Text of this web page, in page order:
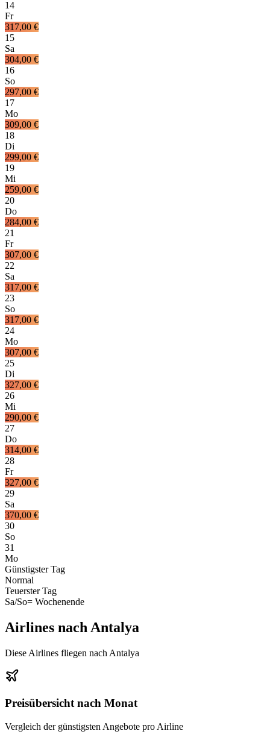
14
Fr
317,00 €
15
Sa
304,00 €
16
So
297,00 €
17
Mo
309,00 €
18
Di
299,00 €
19
Mi
259,00 €
20
Do
284,00 €
21
Fr
307,00 €
22
Sa
317,00 €
23
So
317,00 €
24
Mo
307,00 €
25
Di
327,00 €
26
Mi
290,00 €
27
Do
314,00 €
28
Fr
327,00 €
29
Sa
370,00 €
30
So
31
Mo
Günstigster Tag
Normal
Teuerster Tag
Sa/So= Wochenende
Airlines nach Antalya
Diese Airlines fliegen nach Antalya
Preisübersicht nach Monat
Vergleich der günstigsten Angebote pro Airline